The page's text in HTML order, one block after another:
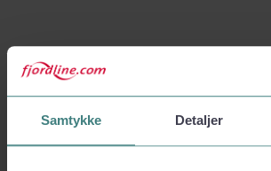
Samtykke Detaljer